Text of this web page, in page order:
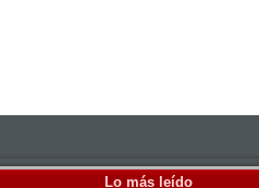
Lo más leído